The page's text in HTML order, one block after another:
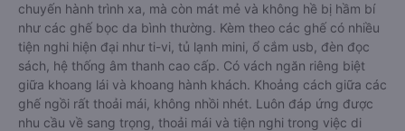
chuyến hành trình xa, mà còn mát mẻ và không hề bị hầm bí
như các ghế bọc da bình thường. Kèm theo các ghế có nhiều
tiện nghi hiện đại như ti-vi, tủ lạnh mini, ổ cắm usb, đèn đọc
sách, hệ thống âm thanh cao cấp. Có vách ngăn riêng biệt
giữa khoang lái và khoang hành khách. Khoảng cách giữa các
ghế ngồi rất thoải mái, không nhồi nhét. Luôn đáp ứng được
nhu cầu về sang trọng, thoải mái và tiện nghi trong việc di